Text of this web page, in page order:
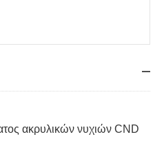
ακρυλικών νυχιών CND